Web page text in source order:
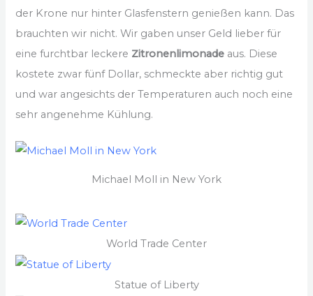
der Krone nur hinter Glasfenstern genießen kann. Das
brauchten wir nicht. Wir gaben unser Geld lieber für
eine furchtbar leckere Zitronenlimonade aus. Diese
kostete zwar fünf Dollar, schmeckte aber richtig gut
und war angesichts der Temperaturen auch noch eine
sehr angenehme Kühlung.
Michael Moll in New York
World Trade Center
Statue of Liberty